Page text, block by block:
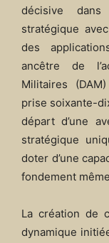
décisive dans
stratégique
des
ancêtre de
Militaires
prise soixante-
départ d’une
stratégique
doter d’une
fondement
La création de
dynamique